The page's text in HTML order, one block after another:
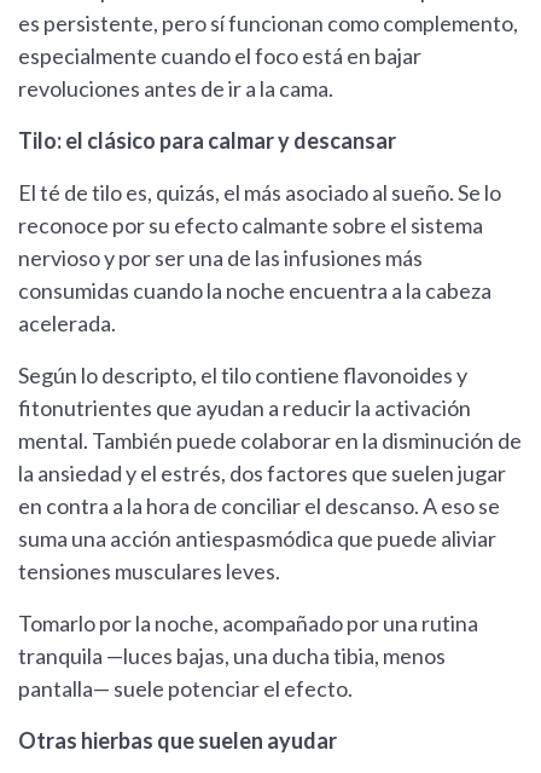
es persistente, pero sí funcionan como complemento,
especialmente cuando el foco está en bajar
revoluciones antes de ir a la cama.
Tilo: el clásico para calmar y descansar
El té de tilo es, quizás, el más asociado al sueño. Se lo
reconoce por su efecto calmante sobre el sistema
nervioso y por ser una de las infusiones más
consumidas cuando la noche encuentra a la cabeza
acelerada.
Según lo descripto, el tilo contiene flavonoides y
fitonutrientes que ayudan a reducir la activación
mental. También puede colaborar en la disminución de
la ansiedad y el estrés, dos factores que suelen jugar
en contra a la hora de conciliar el descanso. A eso se
suma una acción antiespasmódica que puede aliviar
tensiones musculares leves.
Tomarlo por la noche, acompañado por una rutina
tranquila —luces bajas, una ducha tibia, menos
pantalla— suele potenciar el efecto.
Otras hierbas que suelen ayudar